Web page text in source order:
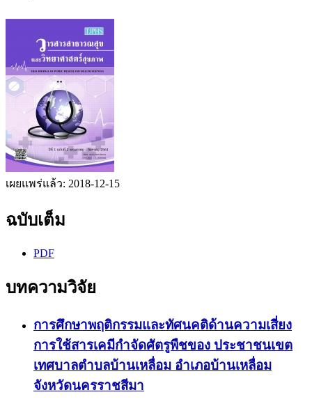
เผยแพร่แล้ว: 2018-12-15
ฉบับเต็ม
PDF
บทความวิจัย
การศึกษาพฤติกรรมและทัศนคติด้านความเสี่ยง
การใช้สารเคมีกำจัดศัตรูพืชของ ประชาชนเขต
เทศบาลตำบลบ้านเหลื่อม อำเภอบ้านเหลื่อม
จังหวัดนครราชสีมา